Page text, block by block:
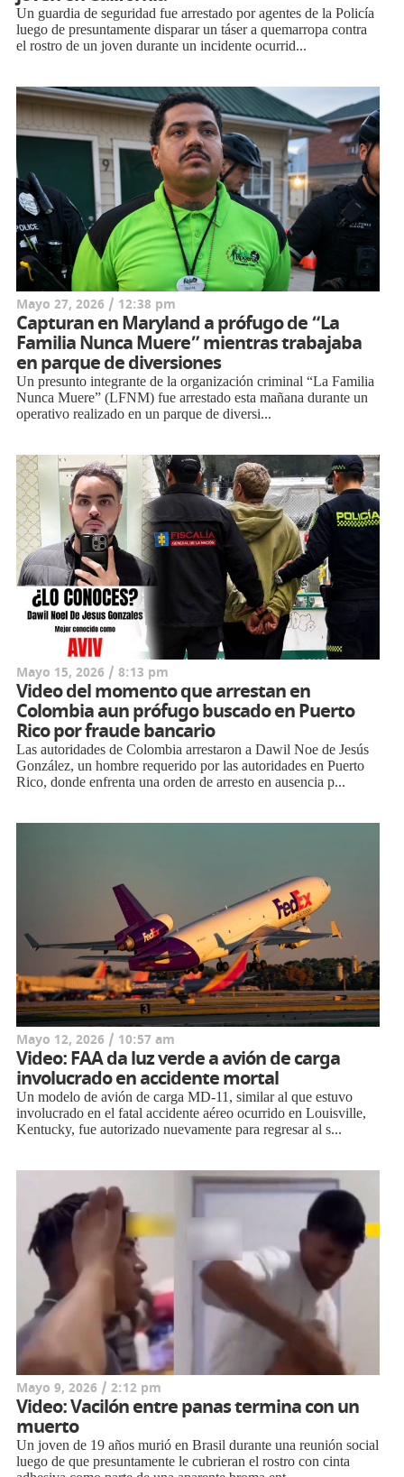
Un guardia de seguridad fue arrestado por agentes de la Policía
luego de presuntamente disparar un táser a quemarropa contra
el rostro de un joven durante un incidente ocurrid...
Mayo 27, 2026 / 12:38 pm
Capturan en Maryland a prófugo de “La
Familia Nunca Muere” mientras trabajaba
en parque de diversiones
Un presunto integrante de la organización criminal “La Familia
Nunca Muere” (LFNM) fue arrestado esta mañana durante un
operativo realizado en un parque de diversi...
Mayo 15, 2026 / 8:13 pm
Video del momento que arrestan en
Colombia aun prófugo buscado en Puerto
Rico por fraude bancario
Las autoridades de Colombia arrestaron a Dawil Noe de Jesús
González, un hombre requerido por las autoridades en Puerto
Rico, donde enfrenta una orden de arresto en ausencia p...
Mayo 12, 2026 / 10:57 am
Video: FAA da luz verde a avión de carga
involucrado en accidente mortal
Un modelo de avión de carga MD-11, similar al que estuvo
involucrado en el fatal accidente aéreo ocurrido en Louisville,
Kentucky, fue autorizado nuevamente para regresar al s...
Mayo 9, 2026 / 2:12 pm
Video: Vacilón entre panas termina con un
muerto
Un joven de 19 años murió en Brasil durante una reunión social
luego de que presuntamente le cubrieran el rostro con cinta